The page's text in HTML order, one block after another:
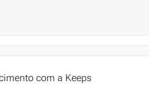
com a Keeps